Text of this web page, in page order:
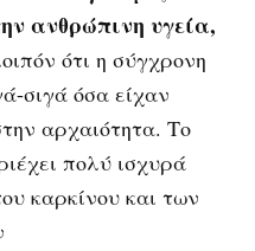
ανθρώπινη υγεία,
ότι η σύγχρονη
σιγά όσα είχαν
αρχαιότητα. Το
πολύ ισχυρά
καρκίνου και των